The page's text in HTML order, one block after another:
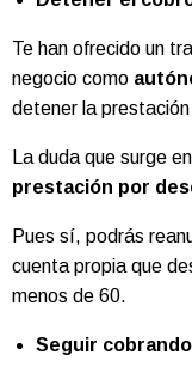
Te han ofrecido un
negocio como
detener la
La duda que surge
prestación por
Pues sí, podrás
cuenta propia que
menos de 60.
Seguir